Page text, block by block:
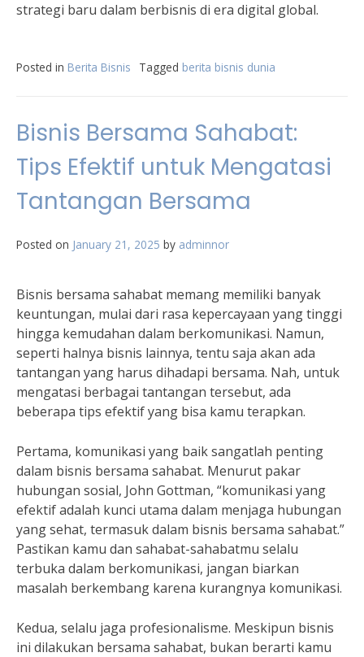
strategi baru dalam berbisnis di era digital global.
Posted in Berita Bisnis Tagged berita bisnis dunia
Bisnis Bersama Sahabat:
Tips Efektif untuk Mengatasi
Tantangan Bersama
Posted on January 21, 2025 by adminnor
Bisnis bersama sahabat memang memiliki banyak
keuntungan, mulai dari rasa kepercayaan yang tinggi
hingga kemudahan dalam berkomunikasi. Namun,
seperti halnya bisnis lainnya, tentu saja akan ada
tantangan yang harus dihadapi bersama. Nah, untuk
mengatasi berbagai tantangan tersebut, ada
beberapa tips efektif yang bisa kamu terapkan.
Pertama, komunikasi yang baik sangatlah penting
dalam bisnis bersama sahabat. Menurut pakar
hubungan sosial, John Gottman, “komunikasi yang
efektif adalah kunci utama dalam menjaga hubungan
yang sehat, termasuk dalam bisnis bersama sahabat.”
Pastikan kamu dan sahabat-sahabatmu selalu
terbuka dalam berkomunikasi, jangan biarkan
masalah berkembang karena kurangnya komunikasi.
Kedua, selalu jaga profesionalisme. Meskipun bisnis
ini dilakukan bersama sahabat, bukan berarti kamu